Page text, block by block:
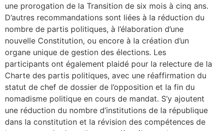
une prorogation de la Transition de six mois à cinq ans.
D’autres recommandations sont liées à la réduction du
nombre de partis politiques, à l’élaboration d’une
nouvelle Constitution, ou encore à la création d’un
organe unique de gestion des élections. Les
participants ont également plaidé pour la relecture de la
Charte des partis politiques, avec une réaffirmation du
statut de chef de dossier de l’opposition et la fin du
nomadisme politique en cours de mandat. S’y ajoutent
une réduction du nombre d’institutions de la république
dans la constitution et la révision des compétences de